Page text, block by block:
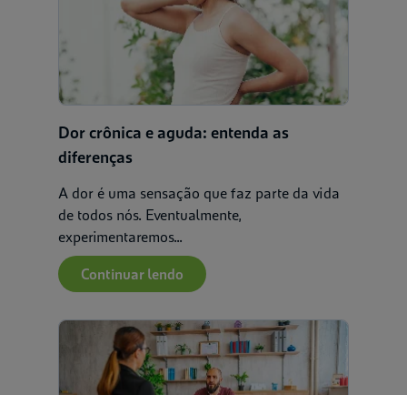
Dor crônica e aguda: entenda as
diferenças
A dor é uma sensação que faz parte da vida
de todos nós. Eventualmente,
experimentaremos...
Continuar lendo